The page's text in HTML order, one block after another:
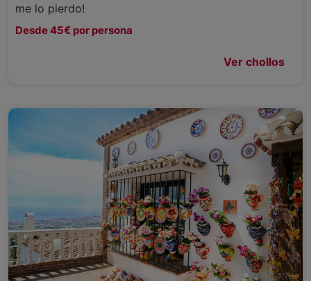
me lo pierdo!
Desde 45€ por persona
Ver chollos